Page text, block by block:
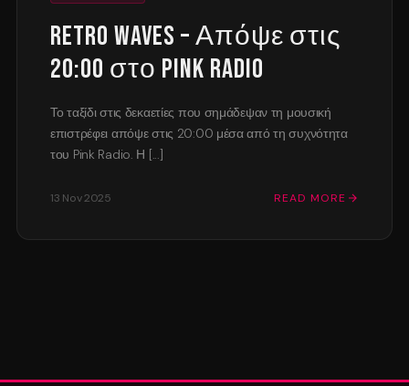
Retro Waves – Απόψε στις
20:00 στο Pink Radio
Το ταξίδι στις δεκαετίες που σημάδεψαν τη μουσική
επιστρέφει απόψε στις 20:00 μέσα από τη συχνότητα
του Pink Radio. Η [...]
13 Nov 2025 READ MORE